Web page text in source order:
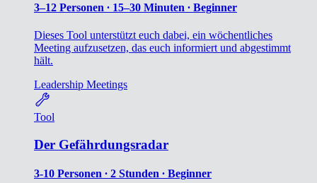
3–12 Personen ∙ 15–30 Minuten ∙ Beginner
Dieses Tool unterstützt euch dabei, ein wöchentliches
Meeting aufzusetzen, das euch informiert und abgestimmt
hält.
Leadership Meetings
Tool
Der Gefährdungsradar
3-10 Personen ∙ 2 Stunden ∙ Beginner